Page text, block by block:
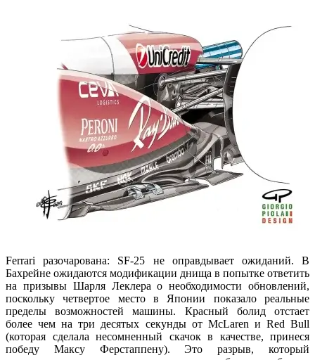
Ferrari разочарована: SF-25 не оправдывает ожиданий. В
Бахрейне ожидаются модификации днища в попытке ответить
на призывы Шарля Леклера о необходимости обновлений,
поскольку четвертое место в Японии показало реальные
пределы возможностей машины. Красный болид отстает
более чем на три десятых секунды от McLaren и Red Bull
(которая сделала несомненный скачок в качестве, принеся
победу Максу Ферстаппену). Это разрыв, который